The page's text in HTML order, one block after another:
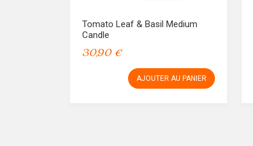
Tomato Leaf & Basil Medium
Candle
30,90 €
AJOUTER AU PANIER